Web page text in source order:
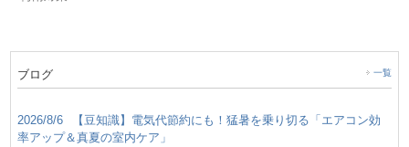
ブログ 一覧
2026/8/6
【豆知識】電気代節約にも！猛暑を乗り切る「エアコン効
率アップ＆真夏の室内ケア」